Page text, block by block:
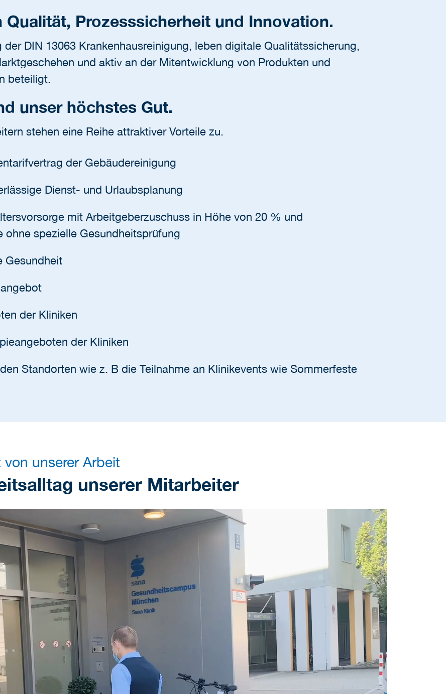
Qualität, Prozesssicherheit und Innovation.
DIN 13063 Krankenhausreinigung, leben digitale Qualitätssicherung,
und aktiv an der Mitentwicklung von Produkten und
beteiligt.
unser höchstes Gut.
stehen eine Reihe attraktiver Vorteile zu.
der Gebäudereinigung
Dienst- und Urlaubsplanung
mit Arbeitgeberzuschuss in Höhe von 20 % und
ohne spezielle Gesundheitsprüfung
Gesundheit
der Kliniken
der Kliniken
Standorten wie z. B die Teilnahme an Klinikevents wie Sommerfeste
unserer Arbeit
unserer Mitarbeiter